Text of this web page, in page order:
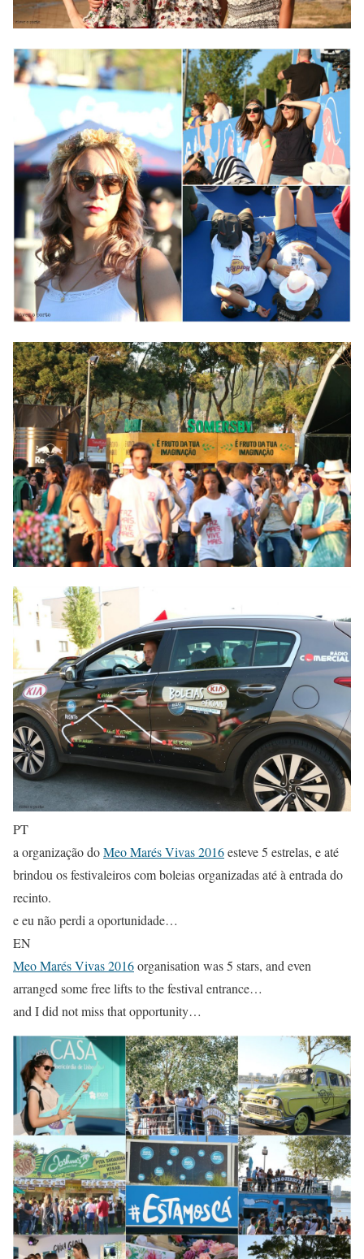
PT
a organização doMeo Marés Vivas 2016esteve 5 estrelas, e até
brindou os festivaleiros com boleias organizadas até à entrada do
recinto.
e eu não perdi a oportunidade…
EN
Meo Marés Vivas 2016organisation was 5 stars, and even
arranged some free lifts to the festival entrance…
and I did not miss that opportunity…